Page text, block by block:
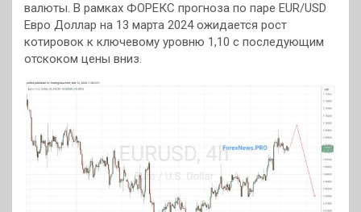
валюты. В рамках ФОРЕКС прогноза по паре EUR/USD
Евро Доллар на 13 марта 2024 ожидается рост
котировок к ключевому уровню 1,10 с последующим
отскоком цены вниз.